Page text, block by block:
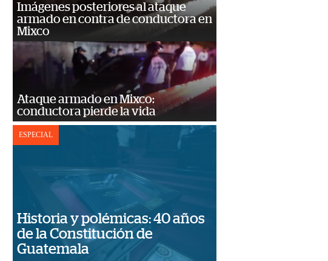
Imágenes posteriores al ataque
armado en contra de conductora en
Mixco
Ataque armado en Mixco:
conductora pierde la vida
ESPECIAL
Historia y polémicas: 40 años
de la Constitución de
Guatemala